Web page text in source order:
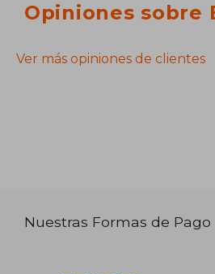
Opiniones sobre
Ver más opiniones de clientes
Nuestras Formas de Pago